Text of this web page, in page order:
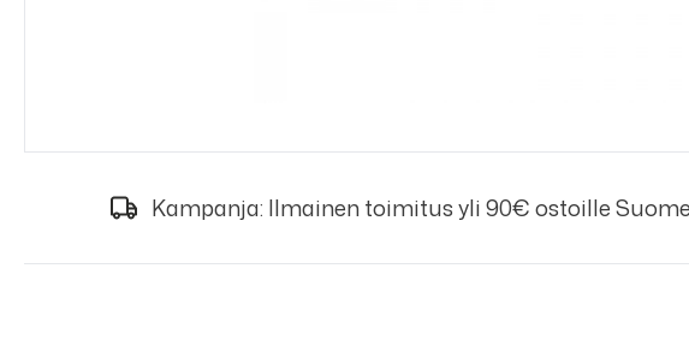
Kampanja: Ilmainen toimitus yli 90€ ostoille